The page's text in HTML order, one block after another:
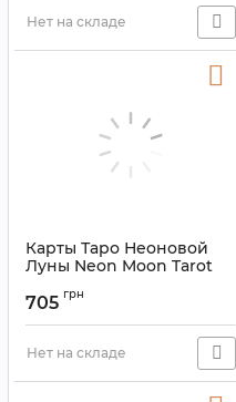
Нет на складе
Карты Таро Неоновой
Луны Neon Moon Tarot
705 грн
Нет на складе